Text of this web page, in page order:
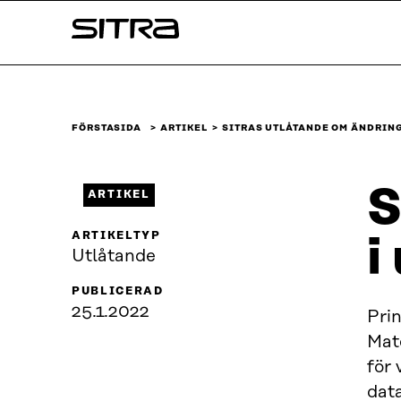
↓
Sitra
FÖRSTASIDA ARTIKEL SITRAS UTLÅTANDE OM
i
för
ARTIKEL
ARTIKELTYP
Utlåtande
PUBLICERAD
25.1.2022